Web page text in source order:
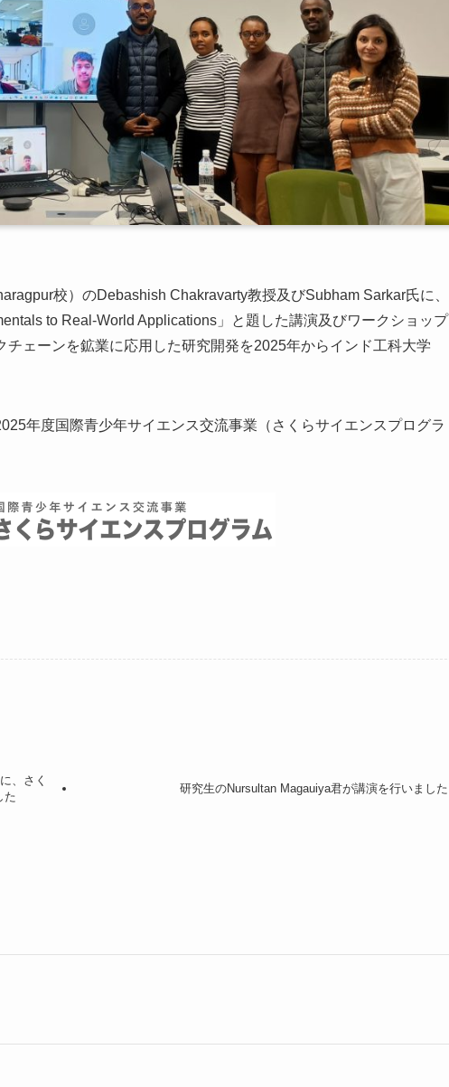
校）のDebashish Chakravarty教授及びSubham Sarkar氏に、
to Real-World Applications」と題した講演及びワークショップ
ェーンを鉱業に応用した研究開発を2025年からインド工科大学
年度国際青少年サイエンス交流事業（さくらサイエンスプログラ
、さく
た
研究生のNursultan Magauiya君が講演を行いました